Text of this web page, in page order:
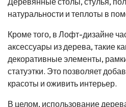
натуральности и теплоты в
Кроме того, в Лофт-дизайне
аксессуары из дерева, такие
декоративные элементы,
статуэтки. Это позволяет
красоты и оживить интерьер.
В целом, использование